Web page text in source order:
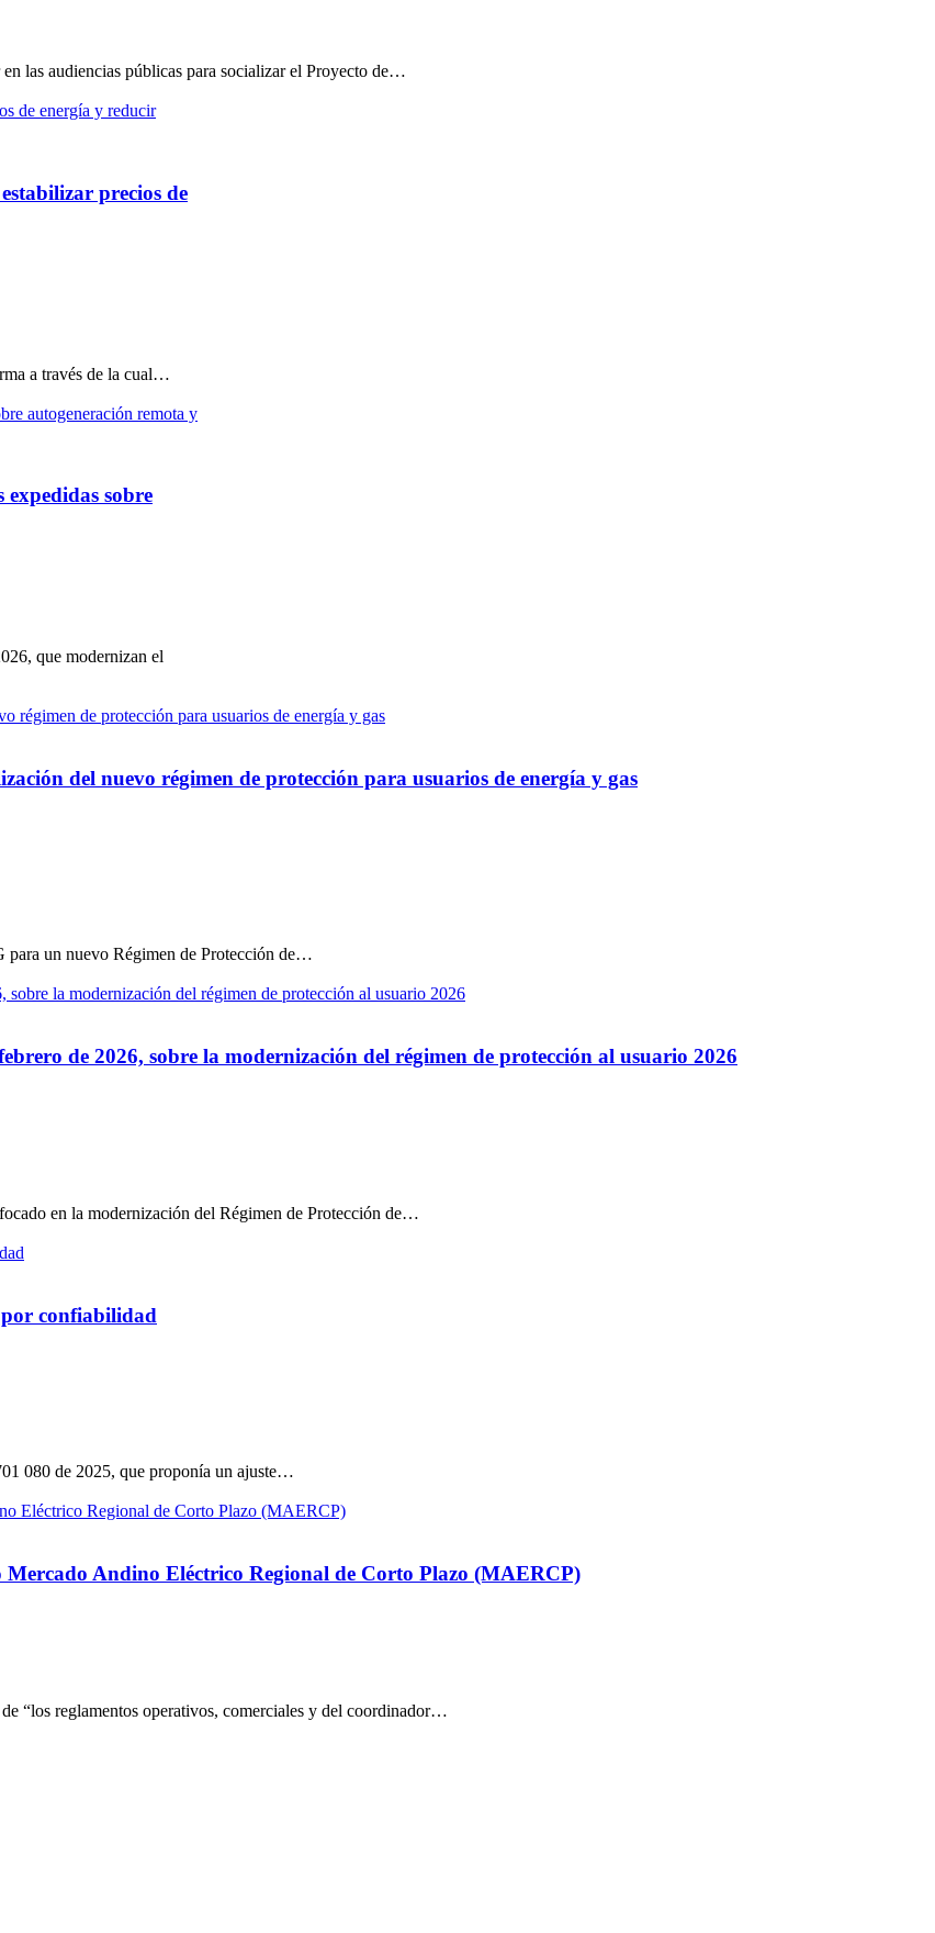
las audiencias públicas para socializar el Proyecto de…
precios de
a través de la cual…
expedidas sobre
que modernizan el
del nuevo régimen de protección para usuarios de energía y gas
para un nuevo Régimen de Protección de…
de 2026, sobre la modernización del régimen de protección al usuario 2026
en la modernización del Régimen de Protección de…
por confiabilidad
080 de 2025, que proponía un ajuste…
Andino Eléctrico Regional de Corto Plazo (MAERCP)
“los reglamentos operativos, comerciales y del coordinador…